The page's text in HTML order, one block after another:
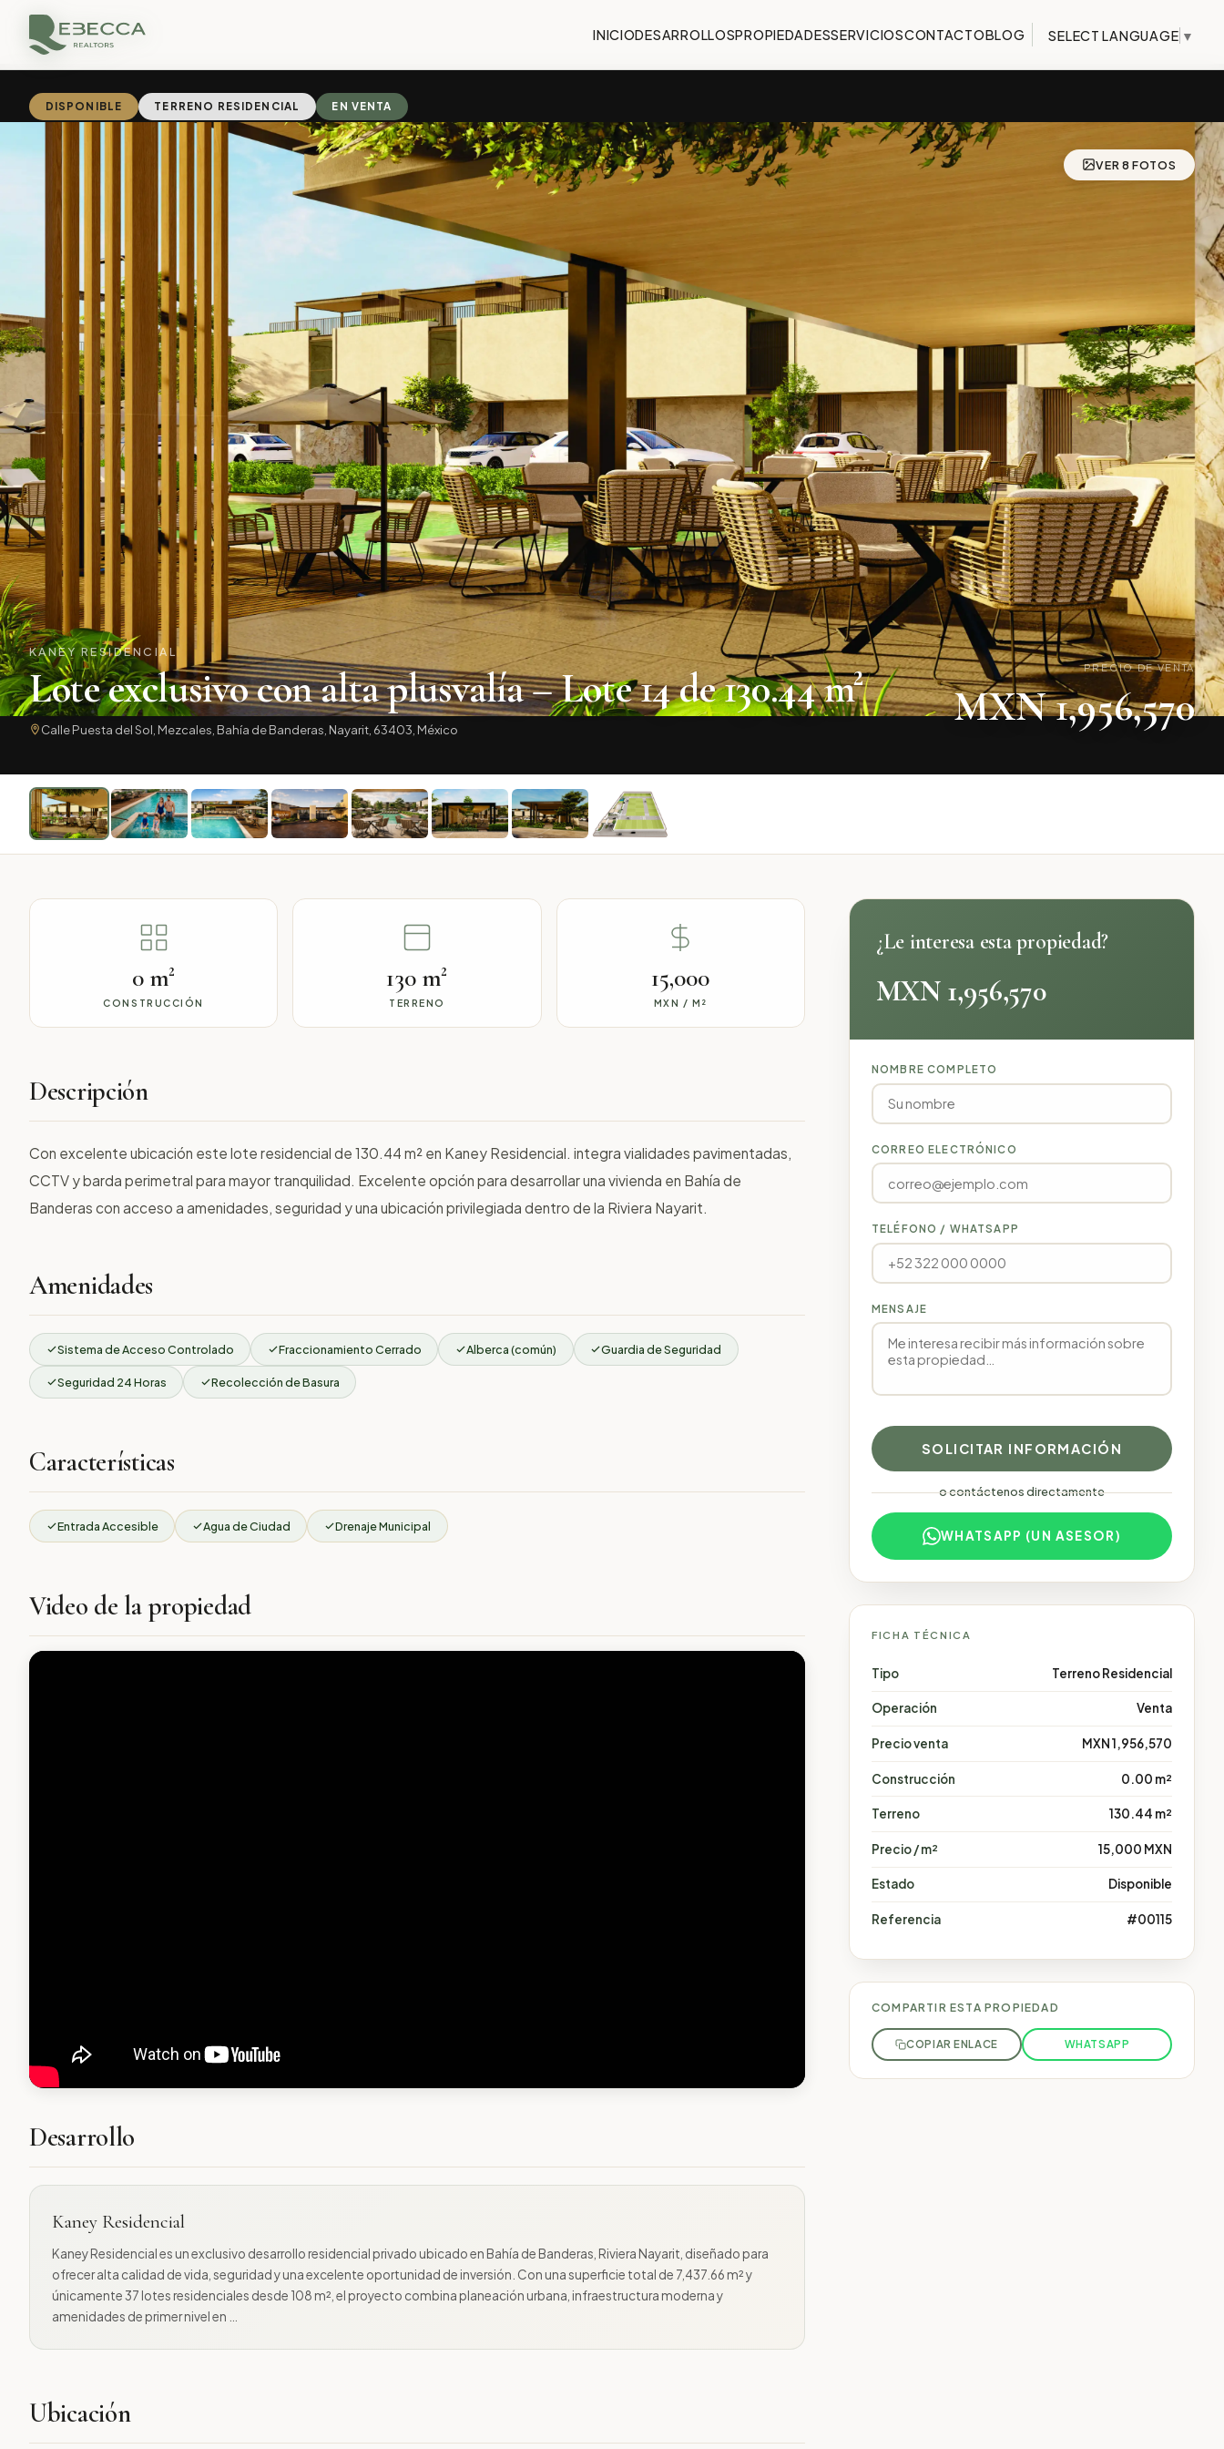
INICIODESARROLLOSPROPIEDADESSERVICIOSCONTACTOBLOG SELECT LANGUAGE ▼
DISPONIBLE TERRENO RESIDENCIAL EN VENTA
VER 8 FOTOS
KANEY RESIDENCIAL
Lote exclusivo con alta plusvalía – Lote 14 de 130.44 m²
Calle Puesta del Sol, Mezcales, Bahía de Banderas, Nayarit, 63403, México
PRECIO DE VENTA
MXN 1,956,570
0 m²
CONSTRUCCIÓN
130 m²
TERRENO
15,000
MXN / M²
Descripción
Con excelente ubicación este lote residencial de 130.44 m² en Kaney Residencial. integra vialidades pavimentadas,
CCTV y barda perimetral para mayor tranquilidad. Excelente opción para desarrollar una vivienda en Bahía de
Banderas con acceso a amenidades, seguridad y una ubicación privilegiada dentro de la Riviera Nayarit.
Amenidades
Sistema de Acceso Controlado Fraccionamiento Cerrado Alberca (común) Guardia de Seguridad
Seguridad 24 Horas Recolección de Basura
Características
Entrada Accesible Agua de Ciudad Drenaje Municipal
Video de la propiedad
Desarrollo
Kaney Residencial
Kaney Residencial es un exclusivo desarrollo residencial privado ubicado en Bahía de Banderas, Riviera Nayarit, diseñado para
ofrecer alta calidad de vida, seguridad y una excelente oportunidad de inversión. Con una superficie total de 7,437.66 m² y
únicamente 37 lotes residenciales desde 108 m², el proyecto combina planeación urbana, infraestructura moderna y
amenidades de primer nivel en …
Ubicación
¿Le interesa esta propiedad?
MXN 1,956,570
NOMBRE COMPLETO
CORREO ELECTRÓNICO
TELÉFONO / WHATSAPP
MENSAJE
SOLICITAR INFORMACIÓN
o contáctenos directamente
WHATSAPP (UN ASESOR)
FICHA TÉCNICA
Tipo Terreno Residencial
Operación Venta
Precio venta MXN 1,956,570
Construcción 0.00 m²
Terreno 130.44 m²
Precio / m² 15,000 MXN
Estado Disponible
Referencia #00115
COMPARTIR ESTA PROPIEDAD
COPIAR ENLACE WHATSAPP